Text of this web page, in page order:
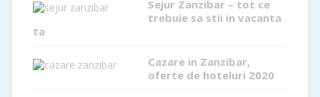
Sejur Zanzibar – tot ce
trebuie sa stii in vacanta
ta
Cazare in Zanzibar,
oferte de hoteluri 2020